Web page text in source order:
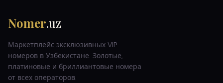
Nomer.uz
Маркетплейс эксклюзивных VIP
номеров в Узбекистане. Золотые,
платиновые и бриллиантовые номера
от всех операторов.